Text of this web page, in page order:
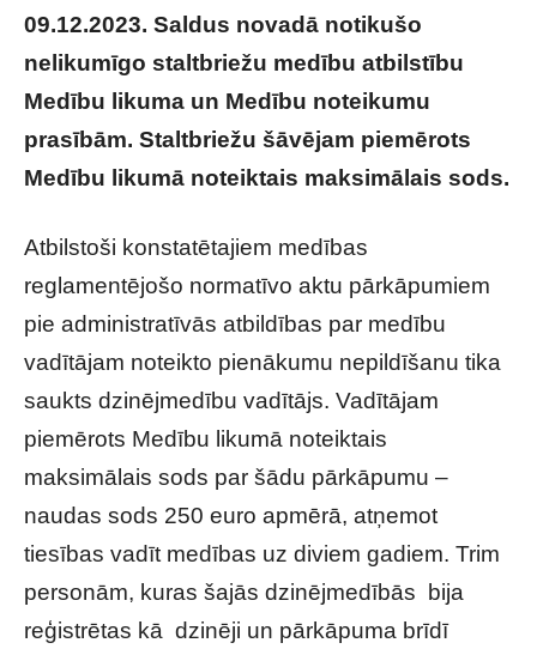
09.12.2023. Saldus novadā notikušo
nelikumīgo staltbriežu medību atbilstību
Medību likuma un Medību noteikumu
prasībām. Staltbriežu šāvējam piemērots
Medību likumā noteiktais maksimālais sods.
Atbilstoši konstatētajiem medības
reglamentējošo normatīvo aktu pārkāpumiem
pie administratīvās atbildības par medību
vadītājam noteikto pienākumu nepildīšanu tika
saukts dzinējmedību vadītājs. Vadītājam
piemērots Medību likumā noteiktais
maksimālais sods par šādu pārkāpumu –
naudas sods 250 euro apmērā, atņemot
tiesības vadīt medības uz diviem gadiem. Trim
personām, kuras šajās dzinējmedībās bija
reģistrētas kā dzinēji un pārkāpuma brīdī